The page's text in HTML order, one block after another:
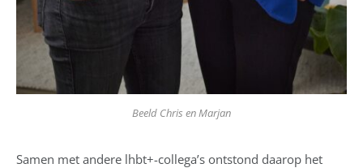
Beeld Chris en Marjan
Samen met andere lhbt+-collega’s ontstond daarop het